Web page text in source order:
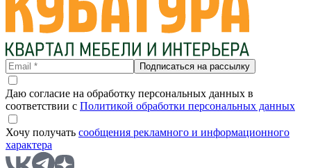
Подписаться на рассылку
Даю согласие на обработку персональных данных в
соответствии с Политикой обработки персональных данных
Хочу получать сообщения рекламного и информационного
характера